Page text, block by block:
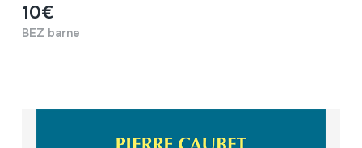
10€
BEZ barne